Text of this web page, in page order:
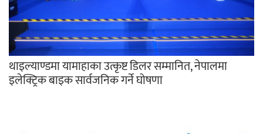
थाइल्याण्डमा यामाहाका उत्कृष्ट डिलर सम्मानित, नेपालमा
इलेक्ट्रिक बाइक सार्वजनिक गर्ने घोषणा